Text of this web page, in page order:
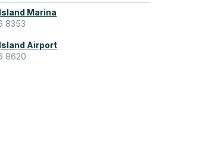
Marina
8353
Airport
8620